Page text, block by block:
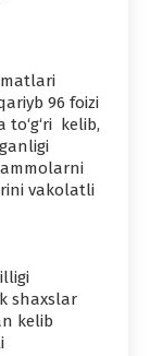
96 foizi
kelib,
vakolatli
shaxslar
kelib